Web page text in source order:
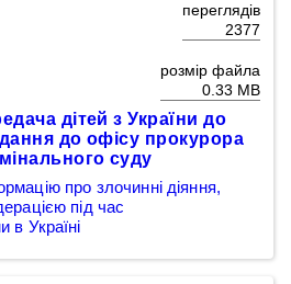
переглядів
2377
розмір файла
0.33 MB
дітей з України до
до офісу прокурора
суду
про злочинні діяння,
під час
в Україні